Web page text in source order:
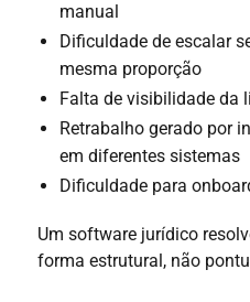
manual
Dificuldade de escalar
mesma proporção
Falta de visibilidade da
Retrabalho gerado por
em diferentes sistemas
Dificuldade para
Um software jurídico
forma estrutural, não